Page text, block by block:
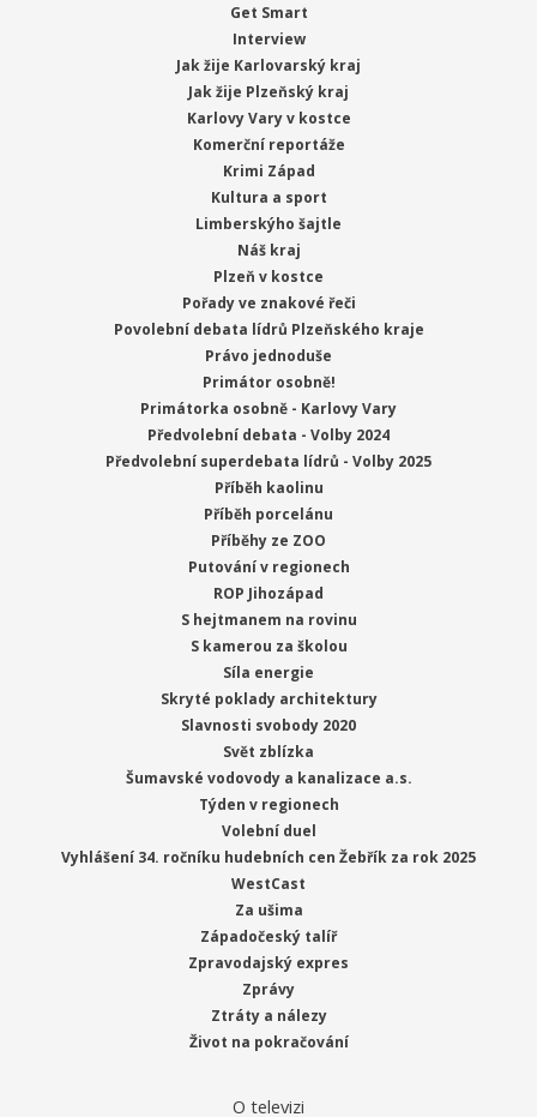
Get Smart
Interview
Jak žije Karlovarský kraj
Jak žije Plzeňský kraj
Karlovy Vary v kostce
Komerční reportáže
Krimi Západ
Kultura a sport
Limberskýho šajtle
Náš kraj
Plzeň v kostce
Pořady ve znakové řeči
Povolební debata lídrů Plzeňského kraje
Právo jednoduše
Primátor osobně!
Primátorka osobně - Karlovy Vary
Předvolební debata - Volby 2024
Předvolební superdebata lídrů - Volby 2025
Příběh kaolinu
Příběh porcelánu
Příběhy ze ZOO
Putování v regionech
ROP Jihozápad
S hejtmanem na rovinu
S kamerou za školou
Síla energie
Skryté poklady architektury
Slavnosti svobody 2020
Svět zblízka
Šumavské vodovody a kanalizace a.s.
Týden v regionech
Volební duel
Vyhlášení 34. ročníku hudebních cen Žebřík za rok 2025
WestCast
Za ušima
Západočeský talíř
Zpravodajský expres
Zprávy
Ztráty a nálezy
Život na pokračování
O televizi